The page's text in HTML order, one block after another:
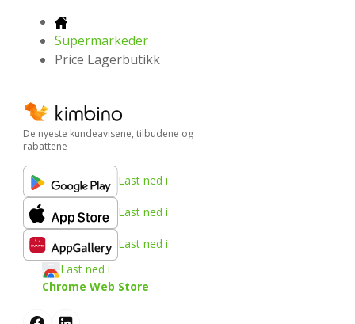
Supermarkeder
Price Lagerbutikk
De nyeste kundeavisene, tilbudene og
rabattene
Last ned i
Last ned i
Last ned i
Last ned i
Chrome Web Store